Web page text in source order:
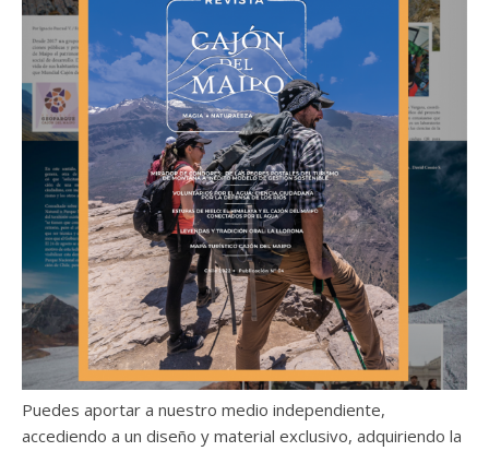
Puedes aportar a nuestro medio independiente,
accediendo a un diseño y material exclusivo, adquiriendo la